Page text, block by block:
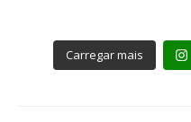
Carregar mais